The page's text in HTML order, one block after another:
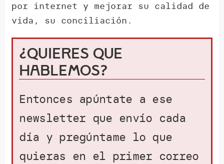
por internet y mejorar su calidad de
vida, su conciliación.
¿Quieres que
hablemos?
Entonces apúntate a ese
newsletter que envío cada
día y pregúntame lo que
quieras en el primer correo